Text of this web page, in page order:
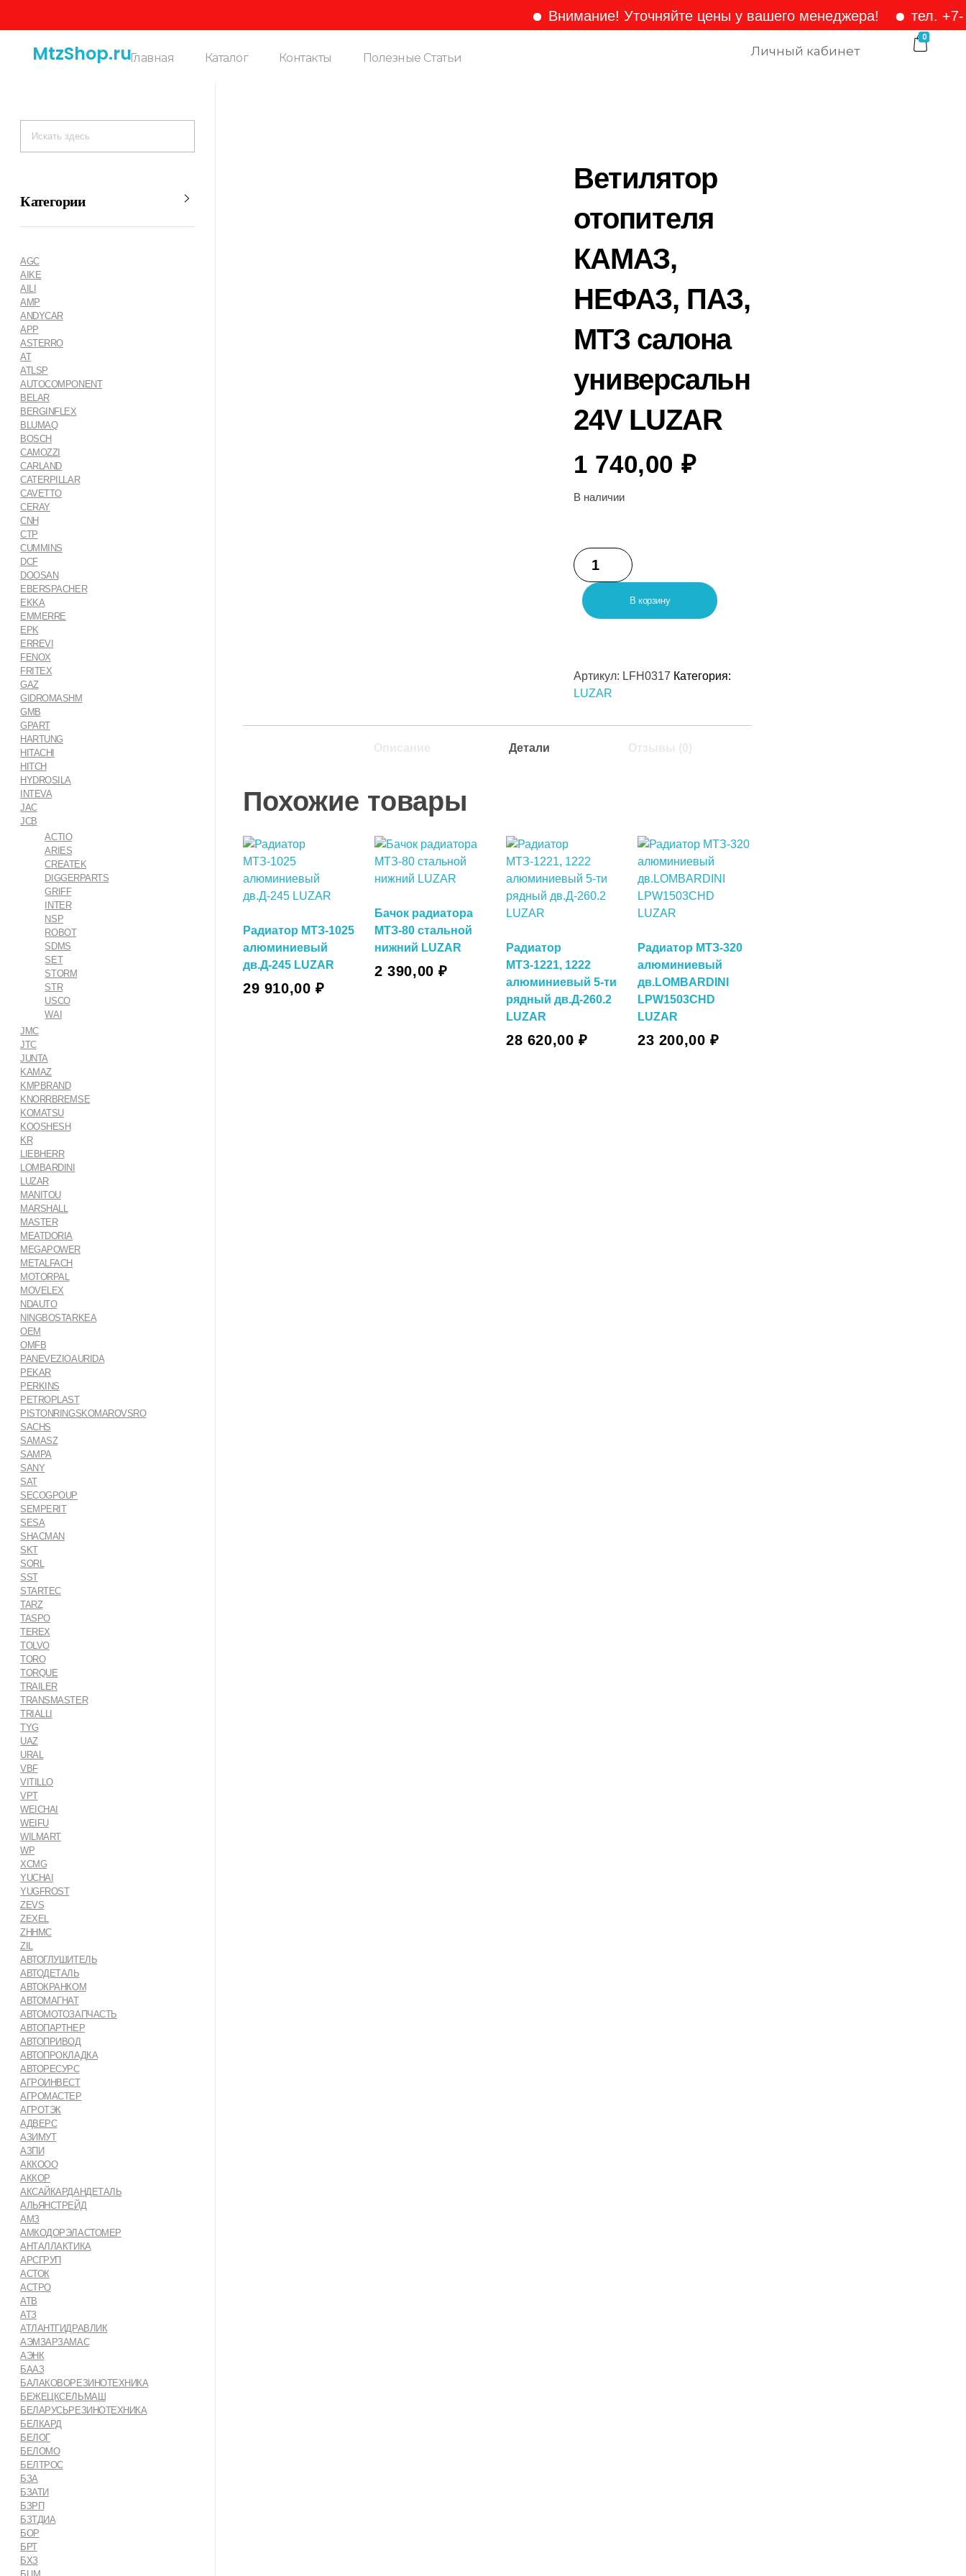
Внимание! Уточняйте цены у вашего менеджера! тел. +7-905-
MtzShop.ruГлавная Каталог Контакты Полезные Статьи Личный кабинет
0
Ветилятор
отопителя
КАМАЗ,
НЕФАЗ, ПАЗ,
МТЗ салона
универсальный
24V LUZAR
1 740,00 ₽
В наличии
В корзину
Артикул: LFH0317 Категория:
LUZAR
Детали
Похожие товары
Радиатор МТЗ-1025
алюминиевый
дв.Д-245 LUZAR
29 910,00 ₽
Бачок радиатора
МТЗ-80 стальной
нижний LUZAR
2 390,00₽
В Корзину
Радиатор
МТЗ-1221, 1222
алюминиевый 5-ти
рядный дв.Д-260.2
LUZAR
28 620,00 ₽
Радиатор МТЗ-320
алюминиевый
дв.LOMBARDINI
LPW1503CHD
LUZAR
23 200,00 ₽
В Корзину
Категории
AGC
AIKE
AILI
AMP
ANDYCAR
APP
ASTERRO
AT
ATLSP
AUTOCOMPONENT
BELAR
BERGINFLEX
BLUMAQ
BOSCH
CAMOZZI
CARLAND
CATERPILLAR
CAVETTO
CERAY
CNH
CTP
CUMMINS
DCF
DOOSAN
EBERSPACHER
EKKA
EMMERRE
EPK
ERREVI
FENOX
FRITEX
GAZ
GIDROMASHM
GMB
GPART
HARTUNG
HITACHI
HITCH
HYDROSILA
INTEVA
JAC
JCB
ACTIO
ARIES
CREATEK
DIGGERPARTS
GRIFF
INTER
NSP
ROBOT
SDMS
SET
STORM
STR
USCO
WAI
JMC
JTC
JUNTA
KAMAZ
KMPBRAND
KNORRBREMSE
KOMATSU
KOOSHESH
KR
LIEBHERR
LOMBARDINI
LUZAR
MANITOU
MARSHALL
MASTER
MEATDORIA
MEGAPOWER
METALFACH
MOTORPAL
MOVELEX
NDAUTO
NINGBOSTARKEA
OEM
OMFB
PANEVEZIOAURIDA
PEKAR
PERKINS
PETROPLAST
PISTONRINGSKOMAROVSRO
SACHS
SAMASZ
SAMPA
SANY
SAT
SECOGPOUP
SEMPERIT
SESA
SHACMAN
SKT
SORL
SST
STARTEC
TARZ
TASPO
TEREX
TOLVO
TORO
TORQUE
TRAILER
TRANSMASTER
TRIALLI
TYG
UAZ
URAL
VBF
VITILLO
VPT
WEICHAI
WEIFU
WILMART
WP
XCMG
YUCHAI
YUGFROST
ZEVS
ZEXEL
ZHHMC
ZIL
АВТОГЛУШИТЕЛЬ
АВТОДЕТАЛЬ
АВТОКРАНКОМ
АВТОМАГНАТ
АВТОМОТОЗАПЧАСТЬ
АВТОПАРТНЕР
АВТОПРИВОД
АВТОПРОКЛАДКА
АВТОРЕСУРС
АГРОИНВЕСТ
АГРОМАСТЕР
АГРОТЭК
АДВЕРС
АЗИМУТ
АЗПИ
АККООО
АККОР
АКСАЙКАРДАНДЕТАЛЬ
АЛЬЯНСТРЕЙД
АМЗ
АМКОДОРЭЛАСТОМЕР
АНТАЛЛАКТИКА
АРСГРУП
АСТОК
АСТРО
АТВ
АТЗ
АТЛАНТГИДРАВЛИК
АЭМЗАРЗАМАС
АЭНК
БААЗ
БАЛАКОВОРЕЗИНОТЕХНИКА
БЕЖЕЦКСЕЛЬМАШ
БЕЛАРУСЬРЕЗИНОТЕХНИКА
БЕЛКАРД
БЕЛОГ
БЕЛОМО
БЕЛТРОС
БЗА
БЗАТИ
БЗРП
БЗТДИА
БОР
БРТ
БХЗ